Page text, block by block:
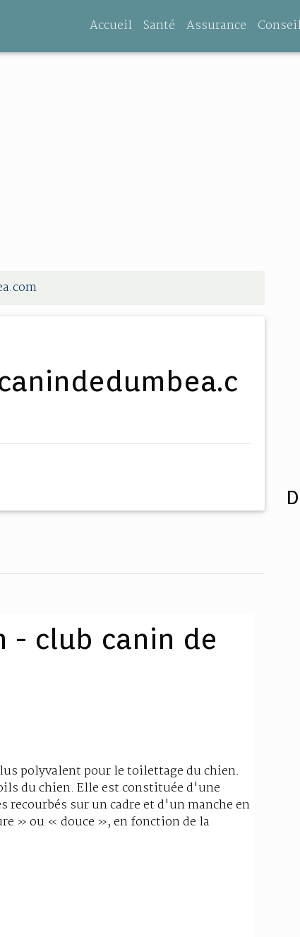
Accueil Santé Assurance
- club canin de
polyvalent pour le toilettage du chien.
du chien. Elle est constituée d'une
sur un cadre et d'un manche en
» ou « douce », en fonction de la